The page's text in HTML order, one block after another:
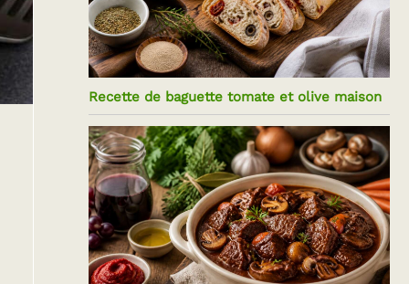
Recette de baguette tomate et olive maison